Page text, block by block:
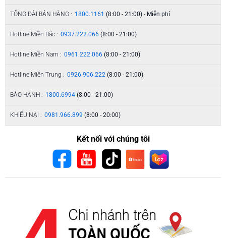
TỔNG ĐÀI BÁN HÀNG : 1800.1161 (8:00 - 21:00) - Miễn phí
Hotline Miền Bắc : 0937.222.066 (8:00 - 21:00)
Hotline Miền Nam : 0961.222.066 (8:00 - 21:00)
Hotline Miền Trung : 0926.906.222 (8:00 - 21:00)
BẢO HÀNH : 1800.6994 (8:00 - 21:00)
KHIẾU NẠI : 0981.966.899 (8:00 - 20:00)
Kết nối với chúng tôi